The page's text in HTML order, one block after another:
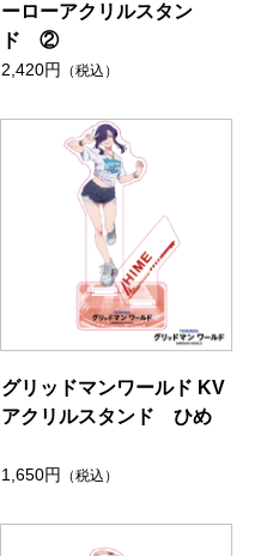
ーローアクリルスタン
ド ②
2,420円 （税込）
グリッドマンワールド KV
アクリルスタンド ひめ
1,650円 （税込）